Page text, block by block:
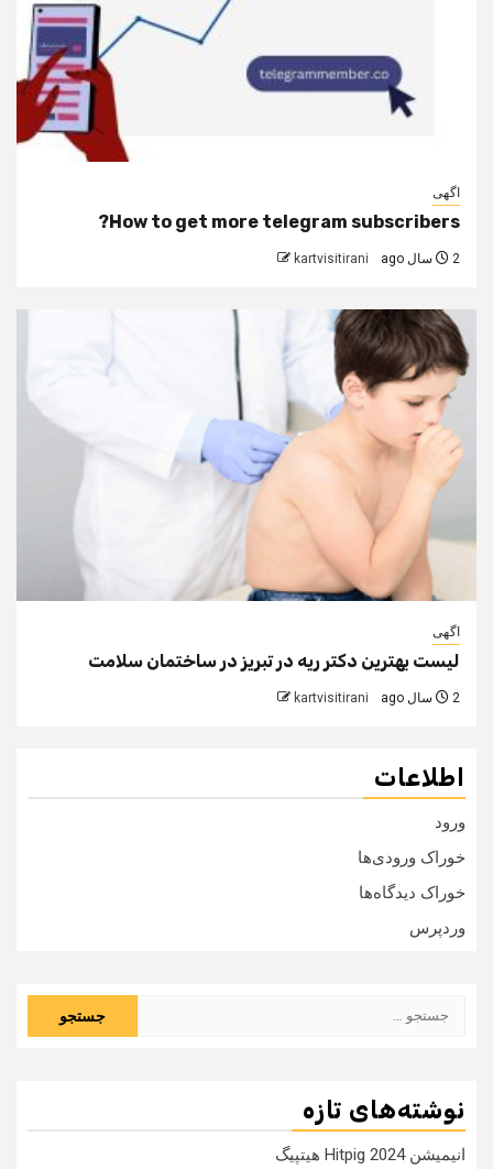
اگهی
How to get more telegram subscribers?
2 سال ago kartvisitirani
اگهی
لیست بهترین دکتر ریه در تبریز در ساختمان سلامت
2 سال ago kartvisitirani
اطلاعات
ورود
خوراک ورودی‌ها
خوراک دیدگاه‌ها
وردپرس
نوشته‌های تازه
انیمیشن Hitpig 2024 هیتپیگ